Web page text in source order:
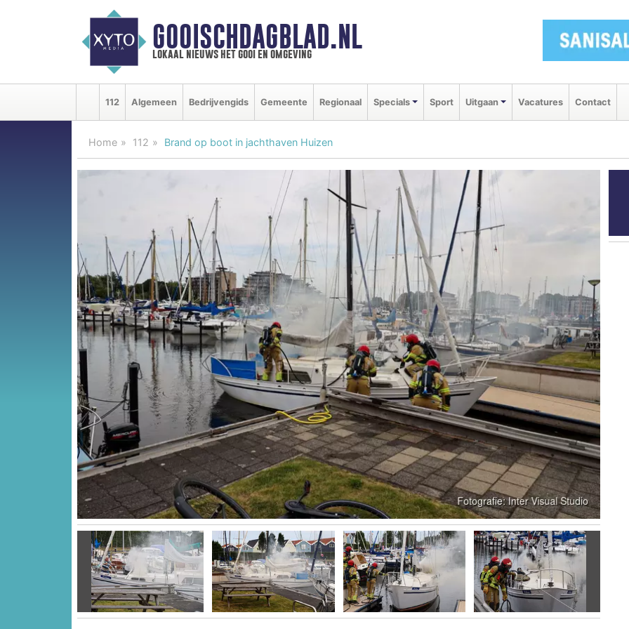
GOOISCHDAGBLAD.NL
lokaal nieuws het gooi en omgeving
112 Algemeen Bedrijvengids Gemeente Regionaal Specials Sport Uitgaan Vacatures Contact
Home 112 Brand op boot in jachthaven Huizen
Vorige